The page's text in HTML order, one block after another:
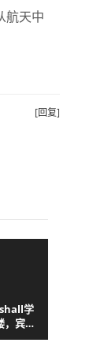
航天中
[回复]
学
，宾夕